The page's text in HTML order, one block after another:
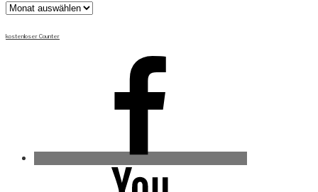
Archiv
kostenloser Counter